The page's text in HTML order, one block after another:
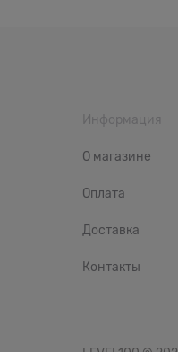
Информация
О магазине
Оплата
Доставка
Контакты